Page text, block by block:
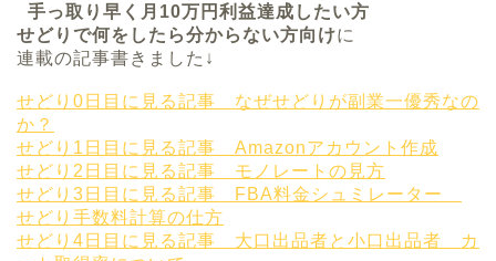
手っ取り早く月10万円利益達成したい方
せどりで何をしたら分からない方向けに
連載の記事書きました↓
せどり0日目に見る記事 なぜせどりが副業一優秀なの
か？
せどり1日目に見る記事 Amazonアカウント作成
せどり2日目に見る記事 モノレートの見方
せどり3日目に見る記事 FBA料金シュミレーター
せどり手数料計算の仕方
せどり4日目に見る記事 大口出品者と小口出品者 カ